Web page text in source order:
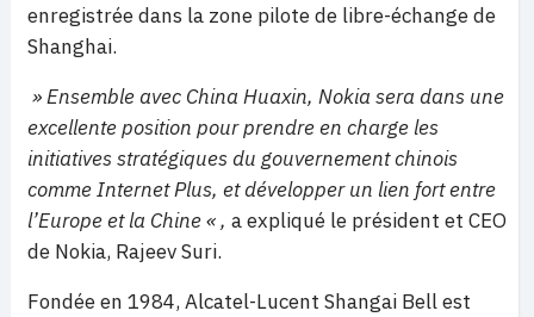
enregistrée dans la zone pilote de libre-échange de
Shanghai.
» Ensemble avec China Huaxin, Nokia sera dans une
excellente position pour prendre en charge les
initiatives stratégiques du gouvernement chinois
comme Internet Plus, et développer un lien fort entre
l’Europe et la Chine « , a expliqué le président et CEO
de Nokia, Rajeev Suri.
Fondée en 1984, Alcatel-Lucent Shangai Bell est